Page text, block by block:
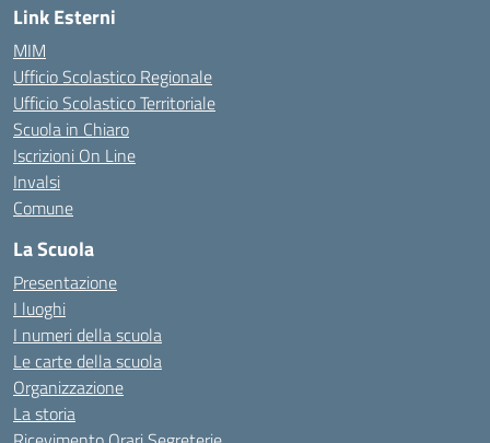
Link Esterni
MIM
Ufficio Scolastico Regionale
Ufficio Scolastico Territoriale
Scuola in Chiaro
Iscrizioni On Line
Invalsi
Comune
La Scuola
Presentazione
I luoghi
I numeri della scuola
Le carte della scuola
Organizzazione
La storia